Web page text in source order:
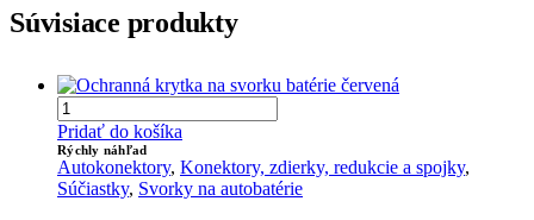
Súvisiace produkty
Pridať do košíka
Rýchly náhľad
Autokonektory, Konektory, zdierky, redukcie a spojky,
Súčiastky, Svorky na autobatérie